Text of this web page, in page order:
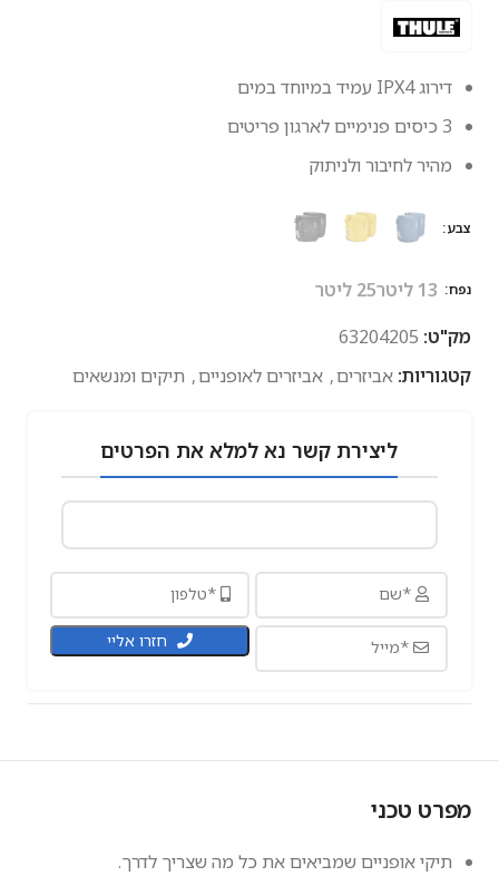
דירוג IPX4 עמיד במיוחד במים
3 כיסים פנימיים לארגון פריטים
מהיר לחיבור ולניתוק
צבע
נפח 13 ליטר
25 ליטר
מק"ט: 63204205
קטגוריות: אביזרים, אביזרים לאופניים, תיקים ומנשאים
ליצירת קשר נא למלא את הפרטים
חזרו אליי
מפרט טכני
תיקי אופניים שמביאים את כל מה שצריך לדרך.